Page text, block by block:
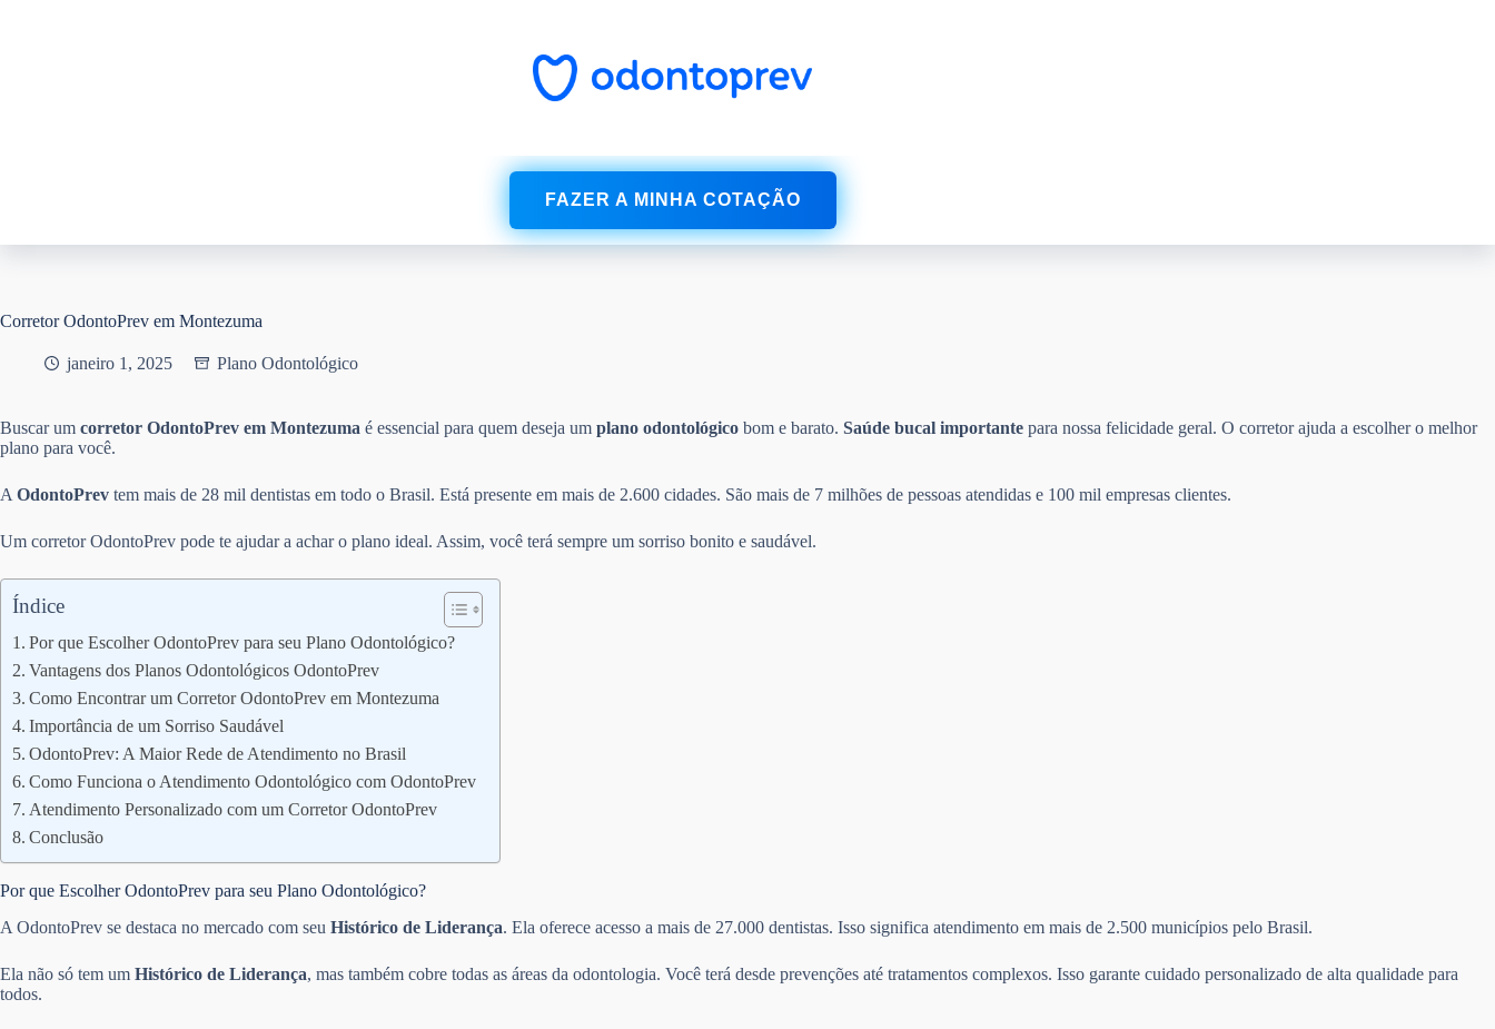
FAZER A MINHA COTAÇÃO
Corretor OdontoPrev em Montezuma
janeiro 1, 2025 Plano Odontológico
Buscar um corretor OdontoPrev em Montezuma é essencial para quem deseja um plano odontológico bom e barato. Saúde bucal importante para nossa felicidade geral. O corretor ajuda a escolher o melhor
plano para você.
A OdontoPrev tem mais de 28 mil dentistas em todo o Brasil. Está presente em mais de 2.600 cidades. São mais de 7 milhões de pessoas atendidas e 100 mil empresas clientes.
Um corretor OdontoPrev pode te ajudar a achar o plano ideal. Assim, você terá sempre um sorriso bonito e saudável.
Índice
Por que Escolher OdontoPrev para seu Plano Odontológico?
Vantagens dos Planos Odontológicos OdontoPrev
Como Encontrar um Corretor OdontoPrev em Montezuma
Importância de um Sorriso Saudável
OdontoPrev: A Maior Rede de Atendimento no Brasil
Como Funciona o Atendimento Odontológico com OdontoPrev
Atendimento Personalizado com um Corretor OdontoPrev
Conclusão
Por que Escolher OdontoPrev para seu Plano Odontológico?
A OdontoPrev se destaca no mercado com seu Histórico de Liderança. Ela oferece acesso a mais de 27.000 dentistas. Isso significa atendimento em mais de 2.500 municípios pelo Brasil.
Ela não só tem um Histórico de Liderança, mas também cobre todas as áreas da odontologia. Você terá desde prevenções até tratamentos complexos. Isso garante cuidado personalizado de alta qualidade para
todos.